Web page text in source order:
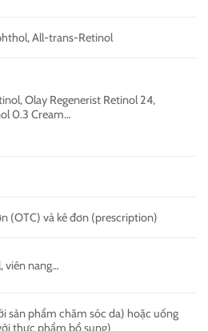
All-trans-Retinol
Olay Regenerist Retinol 24,
0.3 Cream…
(OTC) và kê đơn (prescription)
viên nang…
sản phẩm chăm sóc da) hoặc uống
thực phẩm bổ sung)